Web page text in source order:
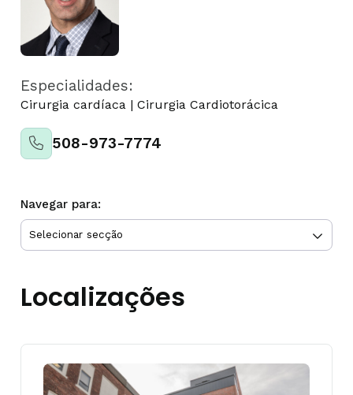
Especialidades:
Cirurgia cardíaca | Cirurgia Cardiotorácica
508-973-7774
Navegar para:
Localizações